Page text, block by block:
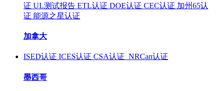
证 UL测试报告 ETL认证 DOE认证 CEC认证 加州65认
证 能源之星认证
加拿大
ISED认证 ICES认证 CSA认证 NRCan认证
墨西哥